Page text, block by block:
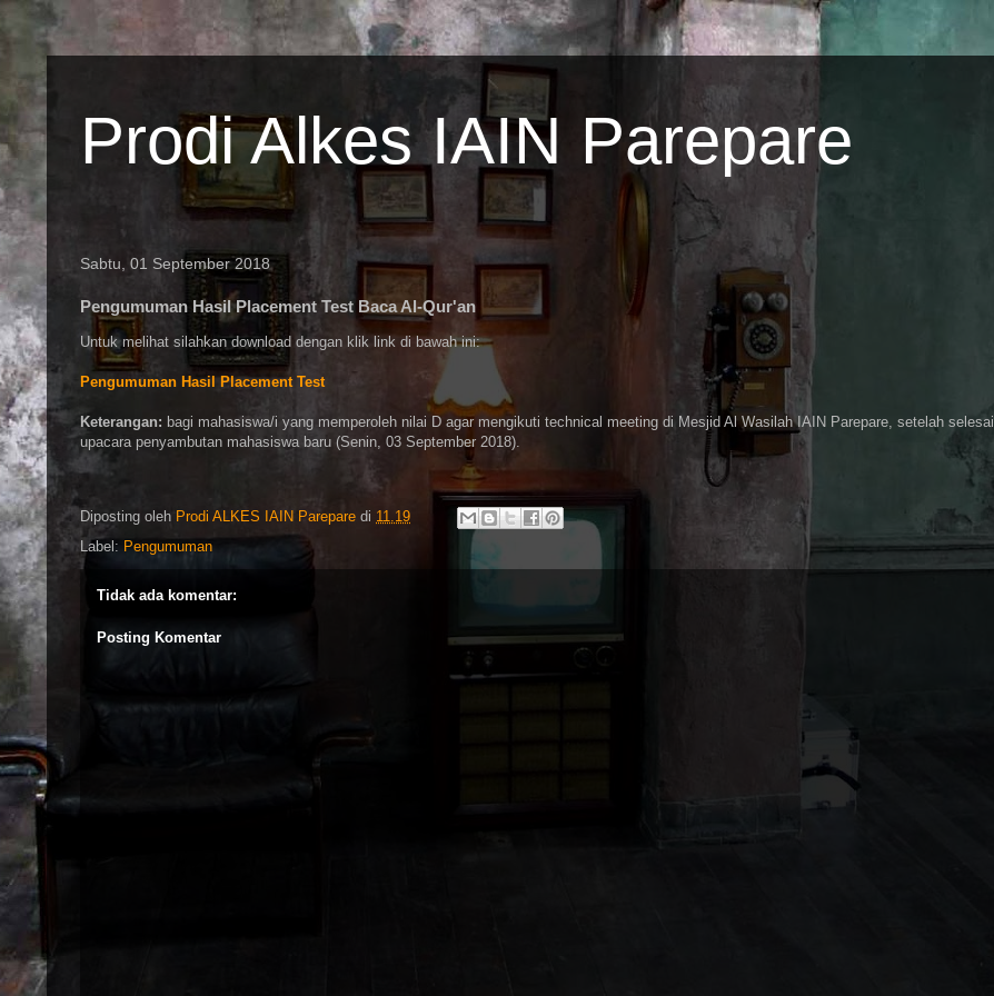
Prodi Alkes IAIN Parepare
Sabtu, 01 September 2018
Pengumuman Hasil Placement Test Baca Al-Qur'an
Untuk melihat silahkan download dengan klik link di bawah ini:
Pengumuman Hasil Placement Test
Keterangan: bagi mahasiswa/i yang memperoleh nilai D agar mengikuti technical meeting di Mesjid Al Wasilah IAIN Parepare, setelah selesai
upacara penyambutan mahasiswa baru (Senin, 03 September 2018).
Diposting oleh Prodi ALKES IAIN Parepare di 11.19
Label: Pengumuman
Tidak ada komentar:
Posting Komentar